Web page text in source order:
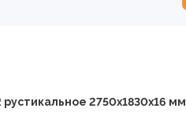
2750х1830х16 мм